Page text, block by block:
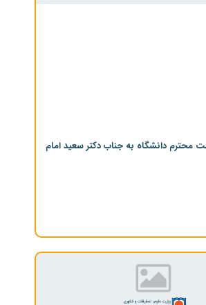
محترم دانشگاه به جناب دکتر سعید امام